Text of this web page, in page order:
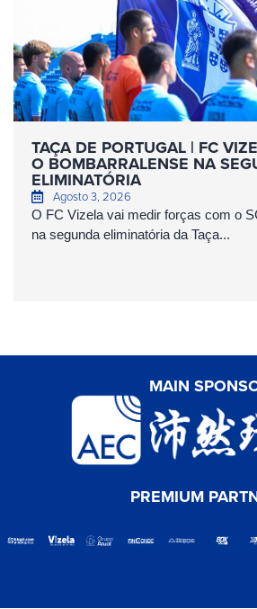
TAÇA DE PORTUGAL | FC
O BOMBARRALENSE NA
ELIMINATÓRIA
Agosto 3, 2026
O FC Vizela vai medir forças com o
na segunda eliminatória da Taça...
MAIN
PREMIUM